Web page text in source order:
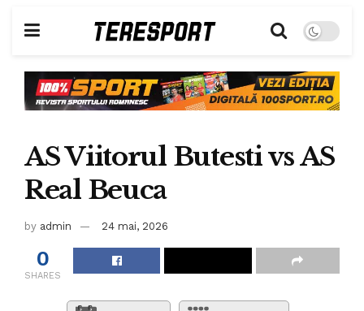
AS Viitorul Butesti vs AS
Real Beuca
by admin 24 mai, 2026
0
SHARES